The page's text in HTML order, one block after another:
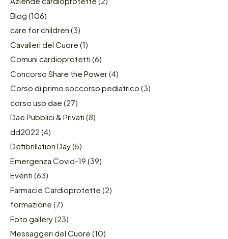
Blog (106)
care for children (3)
Cavalieri del Cuore (1)
Comuni cardioprotetti (6)
Concorso Share the Power(4)
Corso di primo soccorso pediatrico (3)
corso uso dae (27)
Dae Pubblici & Privati (8)
dd2022 (4)
Defibrillation Day(5)
Emergenza Covid-19 (39)
Eventi (63)
Farmacie Cardioprotette (2)
formazione (7)
Foto gallery(23)
Messaggeri del Cuore (10)